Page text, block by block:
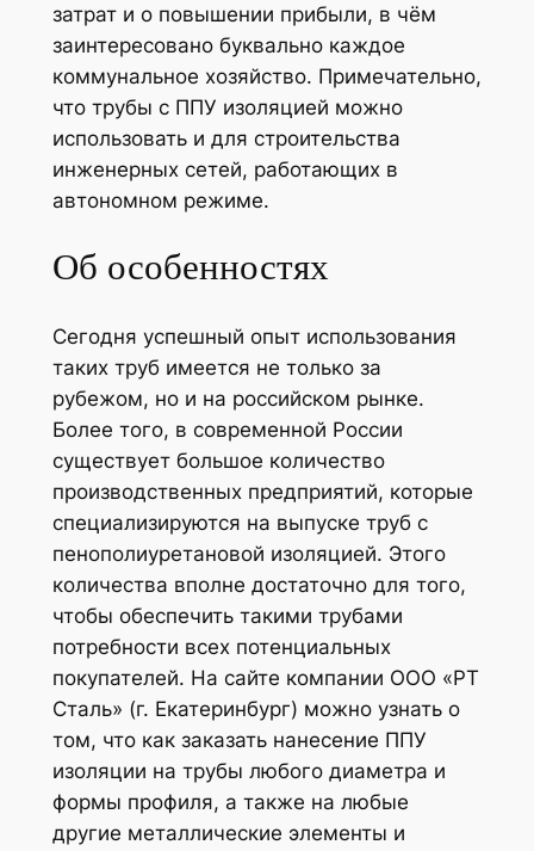
затрат и о повышении прибыли, в чём
заинтересовано буквально каждое
коммунальное хозяйство. Примечательно,
что трубы с ППУ изоляцией можно
использовать и для строительства
инженерных сетей, работающих в
автономном режиме.
Об особенностях
Сегодня успешный опыт использования
таких труб имеется не только за
рубежом, но и на российском рынке.
Более того, в современной России
существует большое количество
производственных предприятий, которые
специализируются на выпуске труб с
пенополиуретановой изоляцией. Этого
количества вполне достаточно для того,
чтобы обеспечить такими трубами
потребности всех потенциальных
покупателей. На сайте компании ООО «РТ
Сталь» (г. Екатеринбург) можно узнать о
том, что как заказать нанесение ППУ
изоляции на трубы любого диаметра и
формы профиля, а также на любые
другие металлические элементы и